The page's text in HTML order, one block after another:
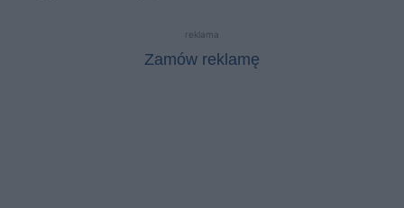
reklama
Zamów reklamę